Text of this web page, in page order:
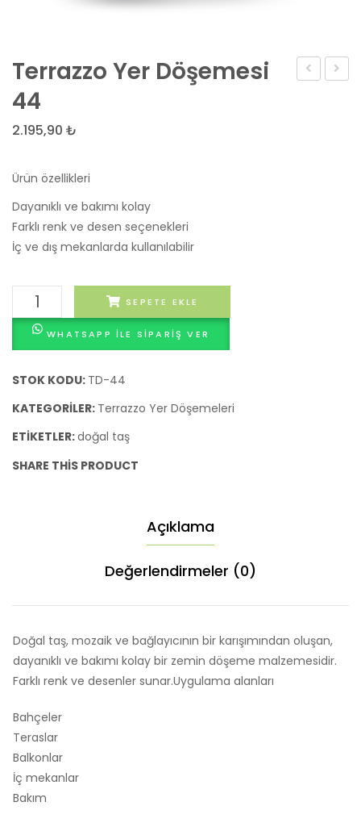
Terrazzo Yer Döşemesi
44
2.195,90 ₺
Ürün özellikleri
Dayanıklı ve bakımı kolay
Farklı renk ve desen seçenekleri
İç ve dış mekanlarda kullanılabilir
Terrazzo
Yer
Döşemesi
adet
SEPETE EKLE
WHATSAPP ILE SIPARIŞ VER
STOK KODU: TD-44
KATEGORILER: Terrazzo Yer Döşemeleri
ETIKETLER:doğal taş
SHARE THIS PRODUCT
Açıklama
Değerlendirmeler (0)
Doğal taş, mozaik ve bağlayıcının bir karışımından oluşan,
dayanıklı ve bakımı kolay bir zemin döşeme malzemesidir.
Farklı renk ve desenler sunar.Uygulama alanları
Bahçeler
Teraslar
Balkonlar
İç mekanlar
Bakım